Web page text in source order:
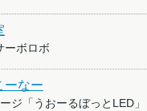
ーボロボ
ーなー
ジ「うおーるぼっとLED」